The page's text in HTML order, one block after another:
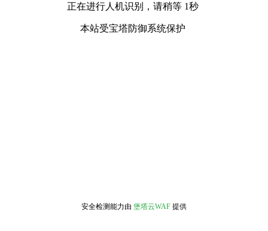
正在进行人机识别，请稍等 1秒
本站受宝塔防御系统保护
安全检测能力由 堡塔云WAF 提供